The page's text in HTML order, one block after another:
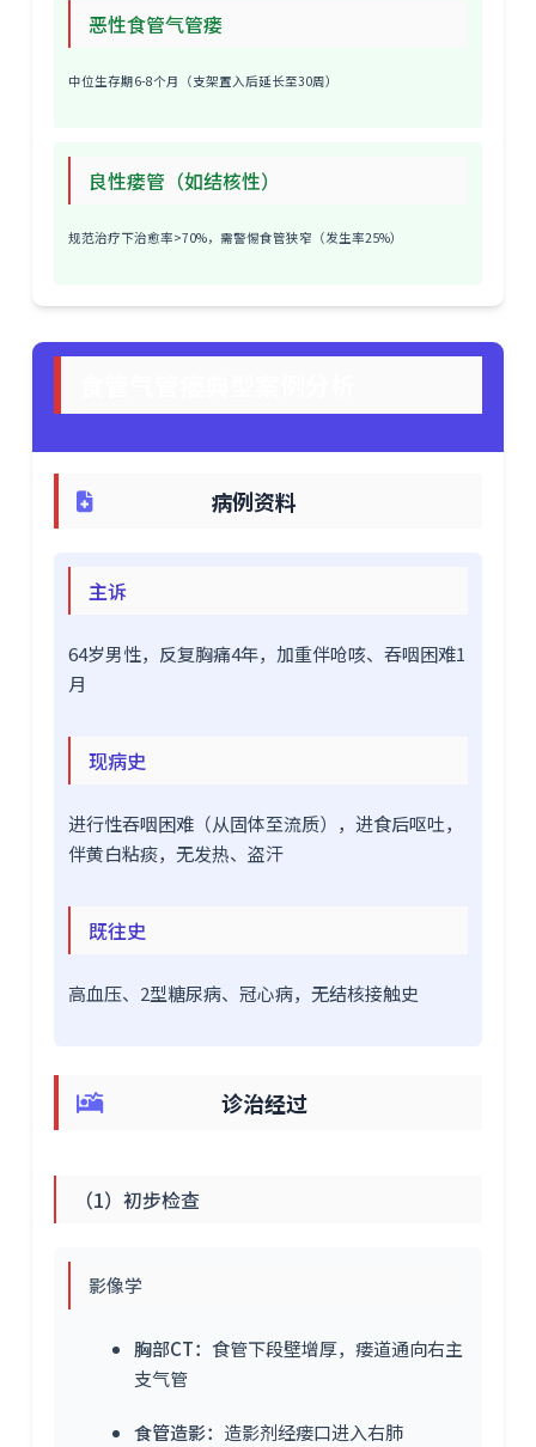
恶性食管气管瘘
中位生存期6-8个月（支架置入后延长至30周）
良性瘘管（如结核性）
规范治疗下治愈率>70%，需警惕食管狭窄（发生率25%）
病例资料
主诉
64岁男性，反复胸痛4年，加重伴呛咳、吞咽困难1
月
现病史
进行性吞咽困难（从固体至流质），进食后呕吐，
伴黄白粘痰，无发热、盗汗
既往史
高血压、2型糖尿病、冠心病，无结核接触史
诊治经过
（1）初步检查
影像学
胸部CT： 食管下段壁增厚，瘘道通向右主
支气管
食管造影： 造影剂经瘘口进入右肺